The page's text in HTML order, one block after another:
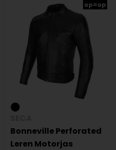
op=op
Bonneville Perforated
Leren Motorjas